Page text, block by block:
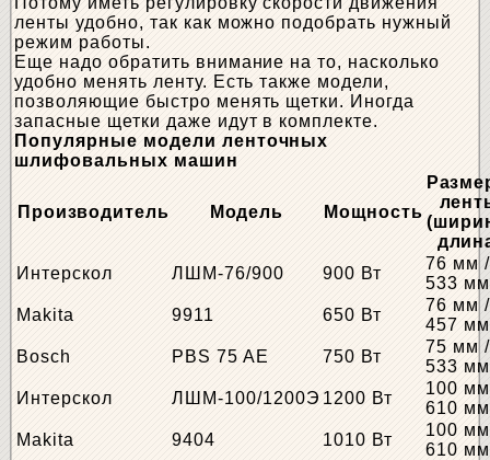
ленты удобно, так как можно подобрать нужный
режим работы.
Еще надо обратить внимание на то, насколько
удобно менять ленту. Есть также модели,
позволяющие быстро менять щетки. Иногда
запасные щетки даже идут в комплекте.
Популярные модели ленточных
шлифовальных машин
Производитель Модель Мощность
Интерскол
ЛШМ-76/900 900 Вт
76 мм /
533 мм
Makita
9911 650 Вт
76 мм /
457 мм
Bosch
PBS 75 AE 750 Вт
75 мм /
533 мм
Интерскол
ЛШМ-100/1200Э 1200 Вт
100
610 мм
Makita
9404 1010 Вт
100
610 мм